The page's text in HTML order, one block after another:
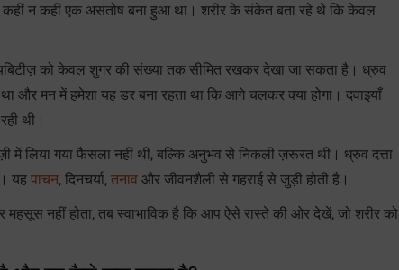
कहीं न कहीं एक असंतोष बना हुआ था। शरीर के संकेत बता रहे थे कि केवल
को केवल शुगर की संख्या तक सीमित रखकर देखा जा सकता है। ध्रुव
और मन में हमेशा यह डर बना रहता था कि आगे चलकर क्या होगा। दवाइयाँ
थी।
लिया गया फैसला नहीं थी, बल्कि अनुभव से निकली ज़रूरत थी। ध्रुव दत्ता
यह पाचन, दिनचर्या, तनाव और जीवनशैली से गहराई से जुड़ी होती है।
नहीं होता, तब स्वाभाविक है कि आप ऐसे रास्ते की ओर देखें, जो शरीर को